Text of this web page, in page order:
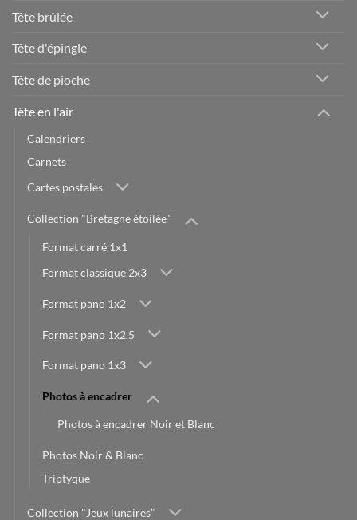
Tête brûlée
Tête d'épingle
Tête de pioche
Tête en l'air
Calendriers
Carnets
Cartes postales
Collection "Bretagne étoilée"
Format carré 1x1
Format classique 2x3
Format pano 1x2
Format pano 1x2.5
Format pano 1x3
Photos à encadrer
Photos à encadrer Noir et Blanc
Photos Noir & Blanc
Triptyque
Collection "Jeux lunaires"